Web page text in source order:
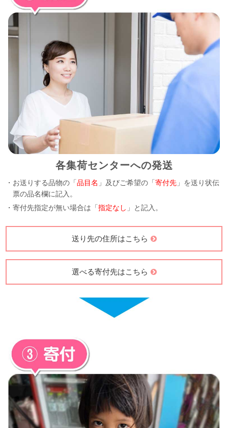
各集荷センターへの発送
・お送りする品物の「品目名 」及びご希望の「寄付先 」を送り状伝
票の品名欄に記入。
・寄付先指定が無い場合は「指定なし 」と記入。
送り先の住所はこちら
選べる寄付先はこちら